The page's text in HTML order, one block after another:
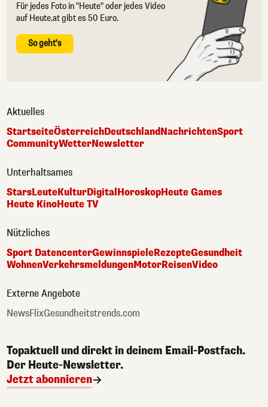
Für jedes Foto in "Heute" oder jedes Video
auf Heute.at gibt es 50 Euro.
So geht's
Aktuelles
StartseiteÖsterreichDeutschlandNachrichtenSport
CommunityWetterNewsletter
Unterhaltsames
StarsLeuteKulturDigital HoroskopHeute Games
Heute KinoHeute TV
Nützliches
Sport DatencenterGewinnspieleRezepteGesundheit
WohnenVerkehrsmeldungenMotorReisenVideo
Externe Angebote
NewsFlixGesundheitstrends.com
Topaktuell und direkt in deinem Email-Postfach.
Der Heute-Newsletter.
Jetzt abonnieren